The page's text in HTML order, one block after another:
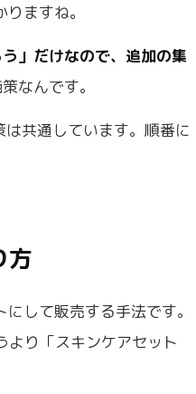
ますね。
」だけなので、追加の集
なんです。
共通しています。順番に
方
して販売する手法です。
り「スキンケアセット